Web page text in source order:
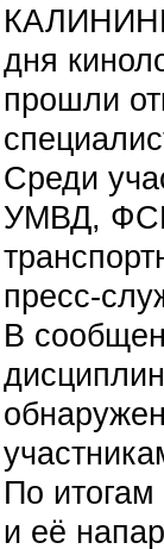
дня
прошли
Среди
УМВД,
пресс-
В
По
и её